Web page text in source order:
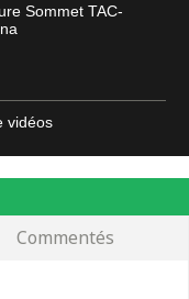
Sommet TAC-
vidéos
Commentés